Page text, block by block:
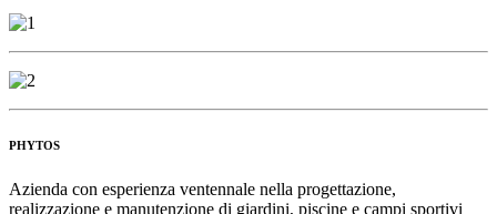
PHYTOS
Azienda con esperienza ventennale nella progettazione,
realizzazione e manutenzione di giardini, piscine e campi sportivi